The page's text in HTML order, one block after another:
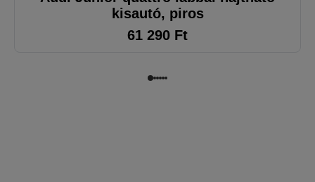
kisautó, piros
61 290 Ft